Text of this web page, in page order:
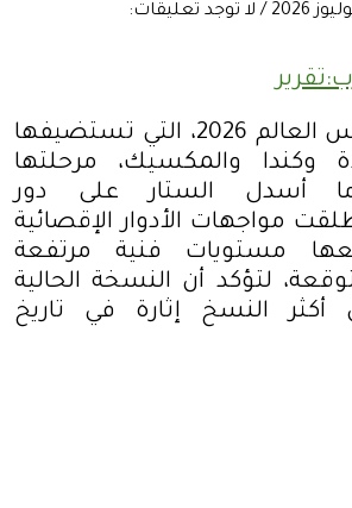
دخلت بطولة كأس العالم 2026، التي تستضيفها
وكندا والمكسيك، مرحلتها
أسدل الستار على دور
مواجهات الأدوار الإقصائية
مستويات فنية مرتفعة
لتؤكد أن النسخة الحالية
النسخ إثارة في تاريخ